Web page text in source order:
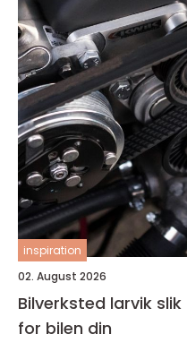
inspiration
02. August 2026
Bilverksted larvik slik finner du riktig verksted
for bilen din